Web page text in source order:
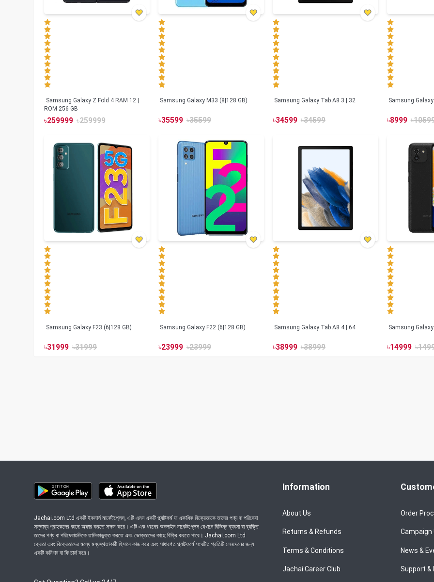
Samsung Galaxy Z Fold 4 RAM 12 |
ROM 256 GB
৳259999 ৳259999
Samsung Galaxy M33 (8|128 GB)
৳35599 ৳35599
Samsung Galaxy Tab A8 3 | 32
৳34599 ৳34599 ৳8999 ৳
Samsung Galaxy F23 (6|128 GB)
৳31999 ৳31999
Samsung Galaxy F22 (6|128 GB)
৳23999 ৳23999
Samsung Galaxy Tab A8 4 | 64
৳38999 ৳38999 ৳14999 ৳
Jachai.com Ltd একটি ইকমার্স মার্কেটপ্লেস, এটি এমন একটি প্ল্যাটফর্ম যা একাধিক বিক্রেতাকে তাদের পণ্য বা পরিষেবা
সম্ভাব্য গ্রাহকদের কাছে অফার করতে সক্ষম করে। এটি এক ধরনের অনলাইন মার্কেটপ্লেস যেখানে বিভিন্ন ব্যবসা বা ব্যক্তি
তাদের পণ্য বা পরিষেবাগুলিকে তালিকাভুক্ত করতে এবং ভোক্তাদের কাছে বিক্রি করতে পারে। Jachai.com Ltd
ক্রেতা এবং বিক্রেতাদের মধ্যে মধ্যস্থতাকারী হিসাবে কাজ করে এবং সাধারণত প্ল্যাটফর্মে সংঘটিত প্রতিটি লেনদেনের জন্য
একটি কমিশন বা ফি চার্জ করে।
Information
About Us
Returns & Refunds
Terms & Conditions
Jachai Career Club
Order
Campaign
News &
Support &